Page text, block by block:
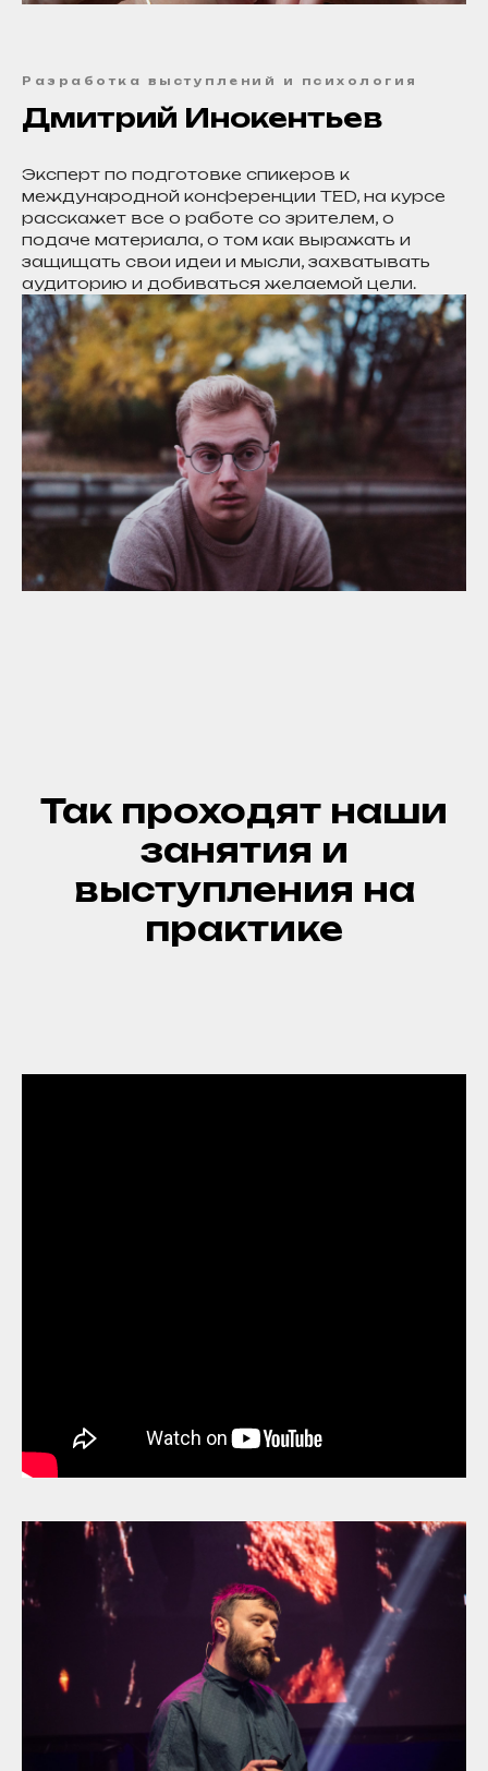
Разработка выступлений и психология
Дмитрий Инокентьев
Эксперт по подготовке спикеров к
международной конференции TED, на курсе
расскажет все о работе со зрителем, о
подаче материала, о том как выражать и
защищать свои идеи и мысли, захватывать
аудиторию и добиваться желаемой цели.
Так проходят наши
занятия и
выступления на
практике